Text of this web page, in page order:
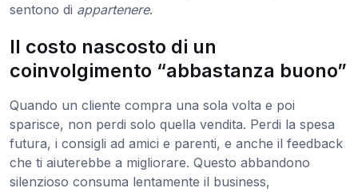
sentono di appartenere.
Il costo nascosto di un
coinvolgimento “abbastanza buono”
Quando un cliente compra una sola volta e poi
sparisce, non perdi solo quella vendita. Perdi la spesa
futura, i consigli ad amici e parenti, e anche il feedback
che ti aiuterebbe a migliorare. Questo abbandono
silenzioso consuma lentamente il business,